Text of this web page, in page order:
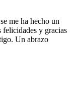
me ha hecho un
y gracias
Un abrazo